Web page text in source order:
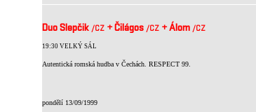
Duo Slepčik /CZ +Čilágos /CZ +Álom /CZ
19:30 VELKÝ SÁL
Autentická romská hudba v Čechách. RESPECT 99.
pondělí 13/09/1999